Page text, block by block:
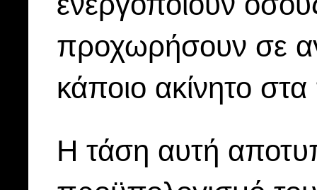
προχωρήσουν σε
κάποιο ακίνητο στα
Η τάση αυτή